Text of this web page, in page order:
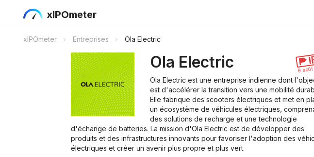
xIPOmeter
xIPOmeter Entreprises Ola Electric
9
Ola Electric
Ola Electric est une entreprise indienne dont
est d'accélérer la transition vers une mobilité
Elle fabrique des scooters électriques et met en
un écosystème de véhicules électriques,
des solutions de recharge et une technologie
d'échange de batteries. La mission d'Ola Electric est de développer des
produits et des infrastructures innovants pour favoriser l'adoption des
électriques et créer un avenir plus propre et plus vert.